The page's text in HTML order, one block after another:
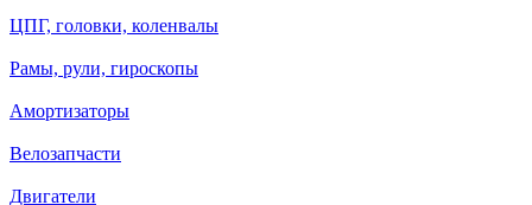
ЦПГ, головки, коленвалы
Рамы, рули, гироскопы
Амортизаторы
Велозапчасти
Двигатели